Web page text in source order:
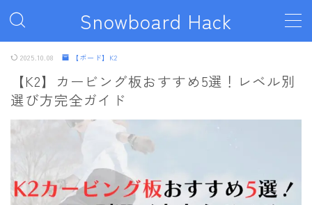
Snowboard Hack
MENU
ボード
011artistic
BATALEON
BC STREAM
2025.10.08 【ボード】K2
【K2】カービング板おすすめ5選！レベル別
選び方完全ガイド